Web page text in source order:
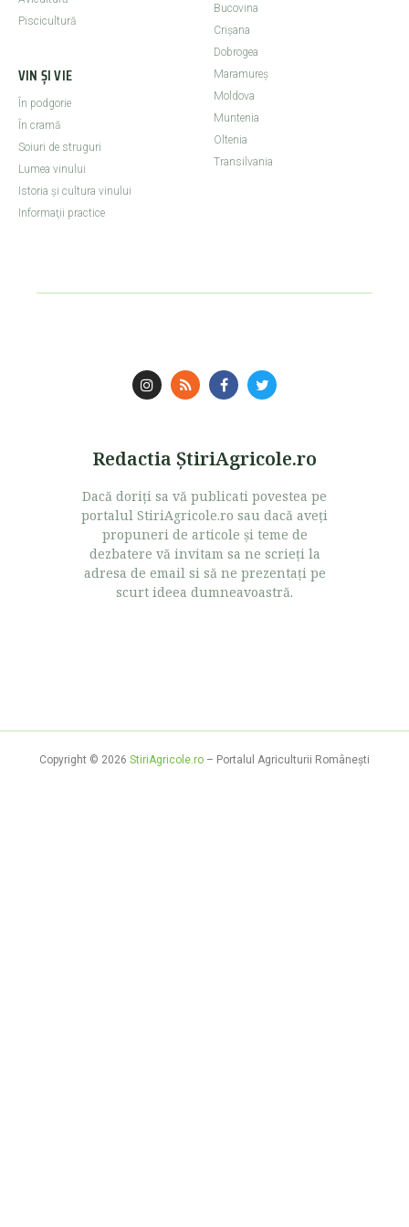
Piscicultură
VIN ȘI VIE
În podgorie
În cramă
Soiuri de struguri
Lumea vinului
Istoria şi cultura vinului
Informaţii practice
Bucovina
Crişana
Dobrogea
Maramureş
Moldova
Muntenia
Oltenia
Transilvania
Redactia ŞtiriAgricole.ro
Dacă doriţi sa vă publicati povestea pe
portalul StiriAgricole.ro sau dacă aveţi
propuneri de articole şi teme de
dezbatere vă invitam sa ne scrieţi la
adresa de email si să ne prezentaţi pe
scurt ideea dumneavoastră.
Copyright © 2026 StiriAgricole.ro – Portalul Agriculturii Româneşti